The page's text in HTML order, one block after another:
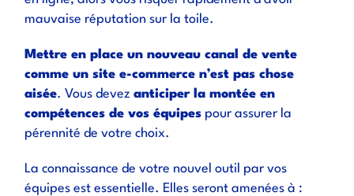
mauvaise réputation sur la toile.
Mettre en place un nouveau canal de vente
comme un site e-commerce n’est pas chose
aisée. Vous devezanticiper la montée en
compétences de vos équipes pour assurer la
pérennité de votre choix.
La connaissance de votre nouvel outil par vos
équipes est essentielle. Elles seront amenées à :